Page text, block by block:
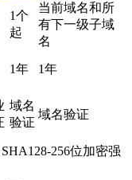
1个
起
当前域名和所
有下一级子域
名
1年 1年
域名
验证
域名验证
256位加密强